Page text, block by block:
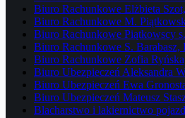
Biuro Rachunkowe Elżbieta
Biuro Rachunkowe M.
Biuro Rachunkowe Piątkowscy
Biuro Rachunkowe S. Barabasz,
Biuro Rachunkowe Zofia
Biuro Ubezpieczeń Aleksandra
Biuro Ubezpieczeń Ewa
Biuro Ubezpieczeń Mateusz
Blacharstwo i lakiernictwo